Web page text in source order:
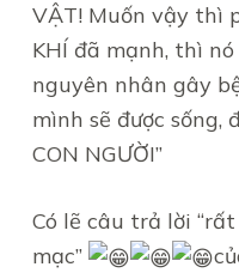
VẬT! Muốn vậy thì
KHÍ đã mạnh, thì
nguyên nhân gây
mình sẽ được sống,
CON NGƯỜI”
Có lẽ câu trả lời
mạc”